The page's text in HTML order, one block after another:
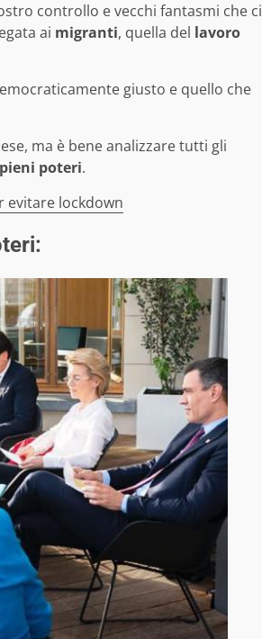
controllo e vecchi fantasmi che ci
ai migranti, quella del lavoro
giusto e quello che
ma è bene analizzare tutti gli
pieni poteri.
evitare lockdown